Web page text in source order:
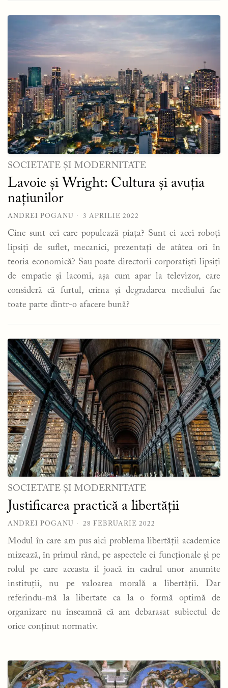
SOCIETATE ȘI MODERNITATE
Lavoie și Wright: Cultura și avuția
națiunilor
ANDREI POGANU 3 APRILIE 2022
Cine sunt cei care populează piața? Sunt ei acei roboți
lipsiți de suflet, mecanici, prezentați de atâtea ori în
teoria economică? Sau poate directorii corporatiști lipsiți
de empatie și lacomi, așa cum apar la televizor, care
consideră că furtul, crima și degradarea mediului fac
toate parte dintr-o afacere bună?
SOCIETATE ȘI MODERNITATE
Justificarea practică a libertății
ANDREI POGANU 28 FEBRUARIE 2022
Modul în care am pus aici problema libertății academice
mizează, în primul rând, pe aspectele ei funcționale și pe
rolul pe care aceasta îl joacă în cadrul unor anumite
instituții, nu pe valoarea morală a libertății. Dar
referindu-mă la libertate ca la o formă optimă de
organizare nu înseamnă că am debarasat subiectul de
orice conținut normativ.